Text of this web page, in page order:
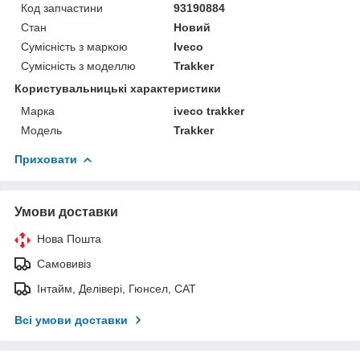
Код запчастини
93190884
Стан
Новий
Сумісність з маркою
Iveco
Сумісність з моделлю
Trakker
Користувальницькі характеристики
Марка
iveco trakker
Модель
Trakker
Приховати
Умови доставки
Нова Пошта
Самовивіз
Інтайм, Делівері, Гюнсел, САТ
Всі умови доставки